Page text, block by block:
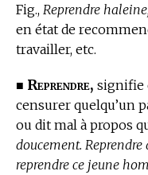
Fig., Reprendre haleine,
en état de
travailler, etc.
■ Reprendre, signifie
censurer quelqu’un
ou dit mal à propos
doucement.
reprendre ce jeune